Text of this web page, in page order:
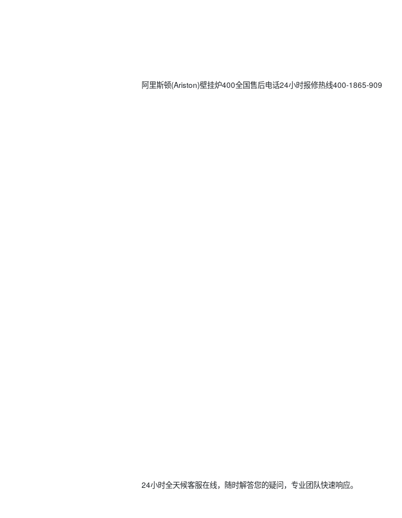
阿里斯顿(Ariston)壁挂炉400全国售后电话24小时报修热线400-1865-909
24小时全天候客服在线，随时解答您的疑问，专业团队快速响应。